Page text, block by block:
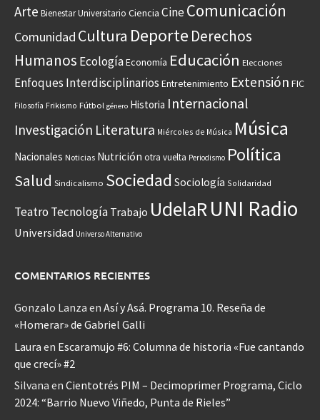
Arte Bienestar Universitario Ciencia CineComunicación
Comunidad Cultura Deporte Derechos
Humanos EcologíaEconomía Educación Elecciones
Enfoques Interdisciplinarios Entretenimiento Extensión FIC
Filosofía Frikismo Fútbol género Historia Internacional
Investigación Literatura Miércoles de Música Música
Nacionales Noticias Nutrición otra vuelta Periodismo Política
Salud Sindicalismo Sociedad Sociología Solidaridad
Teatro Tecnología Trabajo UdelaRUNI Radio
Universidad Universo Alternativo
COMENTARIOS RECIENTES
Gonzalo Lanza en Así y Asá. Programa 10. Reseña de
«Homerar» de Gabriel Galli
Laura en Escaramujo #6: Columna de historia «Fue cantando
que crecí» #2
Silvana en Cientotrés PIM – Decimoprimer Programa, Ciclo
2024: “Barrio Nuevo Viñedo, Punta de Rieles”